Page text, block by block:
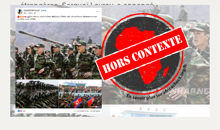
étrangères, Sergueï Lavrov, a annoncé...